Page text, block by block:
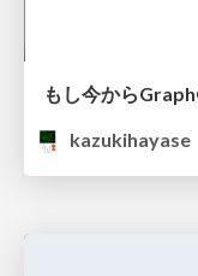
もし今から
kazukihayase